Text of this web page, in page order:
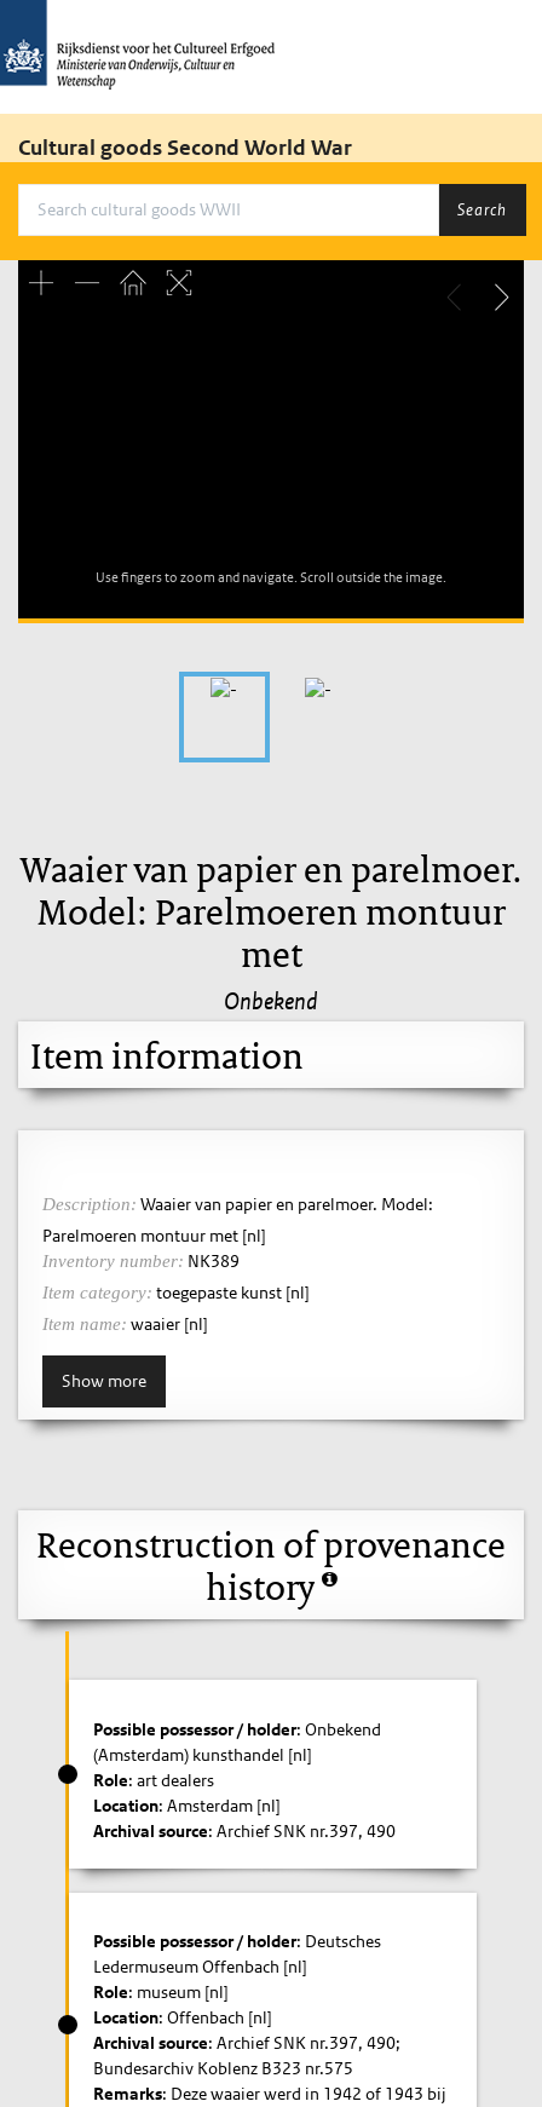
Cultural goods Second World War
Search
Use fingers to zoom and navigate. Scroll outside the image.
Waaier van papier en parelmoer.
Model: Parelmoeren montuur
met
Onbekend
Item information
Description: Waaier van papier en parelmoer. Model:
Parelmoeren montuur met [nl]
Inventory number: NK389
Item category: toegepaste kunst [nl]
Item name: waaier [nl]
Show more
Reconstruction of provenance
history
Possible possessor / holder: Onbekend
(Amsterdam) kunsthandel [nl]
Role: art dealers
Location: Amsterdam [nl]
Archival source: Archief SNK nr.397, 490
Possible possessor / holder: Deutsches
Ledermuseum Offenbach [nl]
Role: museum [nl]
Location: Offenbach [nl]
Archival source: Archief SNK nr.397, 490;
Bundesarchiv Koblenz B323 nr.575
Remarks: Deze waaier werd in 1942 of 1943 bij